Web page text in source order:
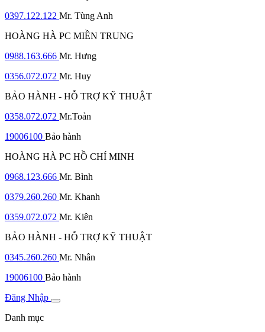
0397.122.122 Mr. Tùng Anh
HOÀNG HÀ PC MIỀN TRUNG
0988.163.666 Mr. Hưng
0356.072.072 Mr. Huy
BẢO HÀNH - HỖ TRỢ KỸ THUẬT
0358.072.072 Mr.Toản
19006100 Bảo hành
HOÀNG HÀ PC HỒ CHÍ MINH
0968.123.666 Mr. Bình
0379.260.260 Mr. Khanh
0359.072.072 Mr. Kiên
BẢO HÀNH - HỖ TRỢ KỸ THUẬT
0345.260.260 Mr. Nhân
19006100 Bảo hành
Đăng Nhập
Danh mục